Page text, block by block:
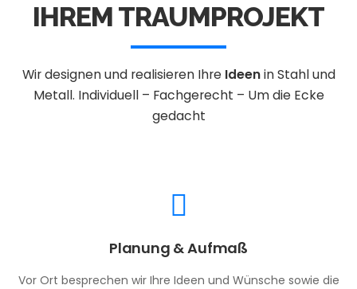
IHREM TRAUMPROJEKT
Wir designen und realisieren Ihre Ideenin Stahl und
Metall. Individuell – Fachgerecht – Um die Ecke
gedacht
Planung & Aufmaß
Vor Ort besprechen wir Ihre Ideen und Wünsche sowie die